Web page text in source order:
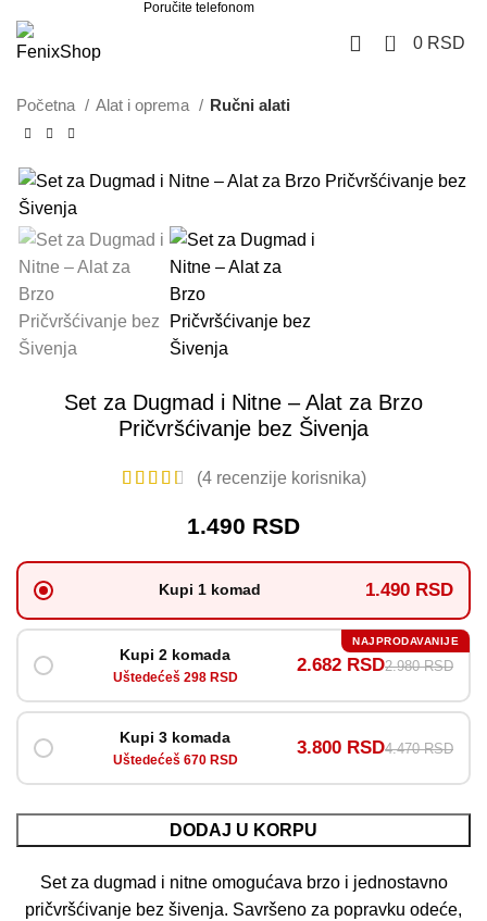
Poručite telefonom
0 0 RSD
Početna Alat i oprema Ručni alati
Set za Dugmad i Nitne – Alat za Brzo
Pričvršćivanje bez Šivenja
(4recenzije korisnika)
1.490 RSD
Kupi 1 komad 1.490 RSD
Kupi 2 komada
Uštedećeš 298 RSD
2.682 RSD2.980 RSD
NAJPRODAVANIJE
Kupi 3 komada
Uštedećeš 670 RSD
3.800 RSD4.470 RSD
DODAJ U KORPU
Set za dugmad i nitne omogućava brzo i jednostavno
pričvršćivanje bez šivenja. Savršeno za popravku odeće,